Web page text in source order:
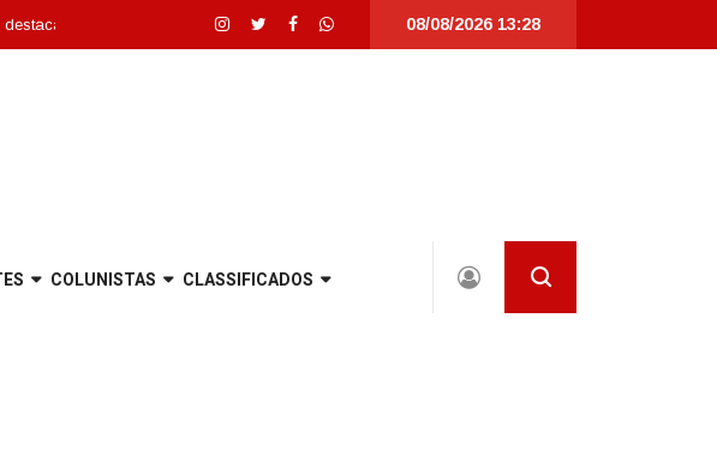
as dez melhores de Santa Catarina | Detrans instala novo semáforo na rua Santa Catarina,
08/08/2026 13:28
COLUNISTAS CLASSIFICADOS